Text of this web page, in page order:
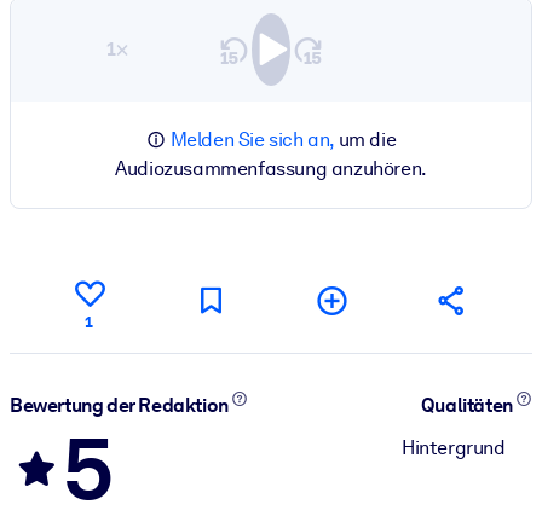
1×
Melden Sie sich an,um die
Audiozusammenfassung anzuhören.
1
Bewertung der Redaktion
5
Qualitäten
Hintergrund